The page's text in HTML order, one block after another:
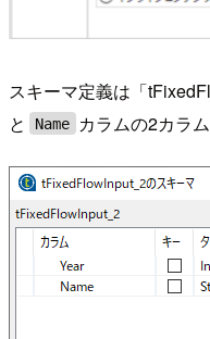
スキーマ定義は「
と
Name カラムの2カラ